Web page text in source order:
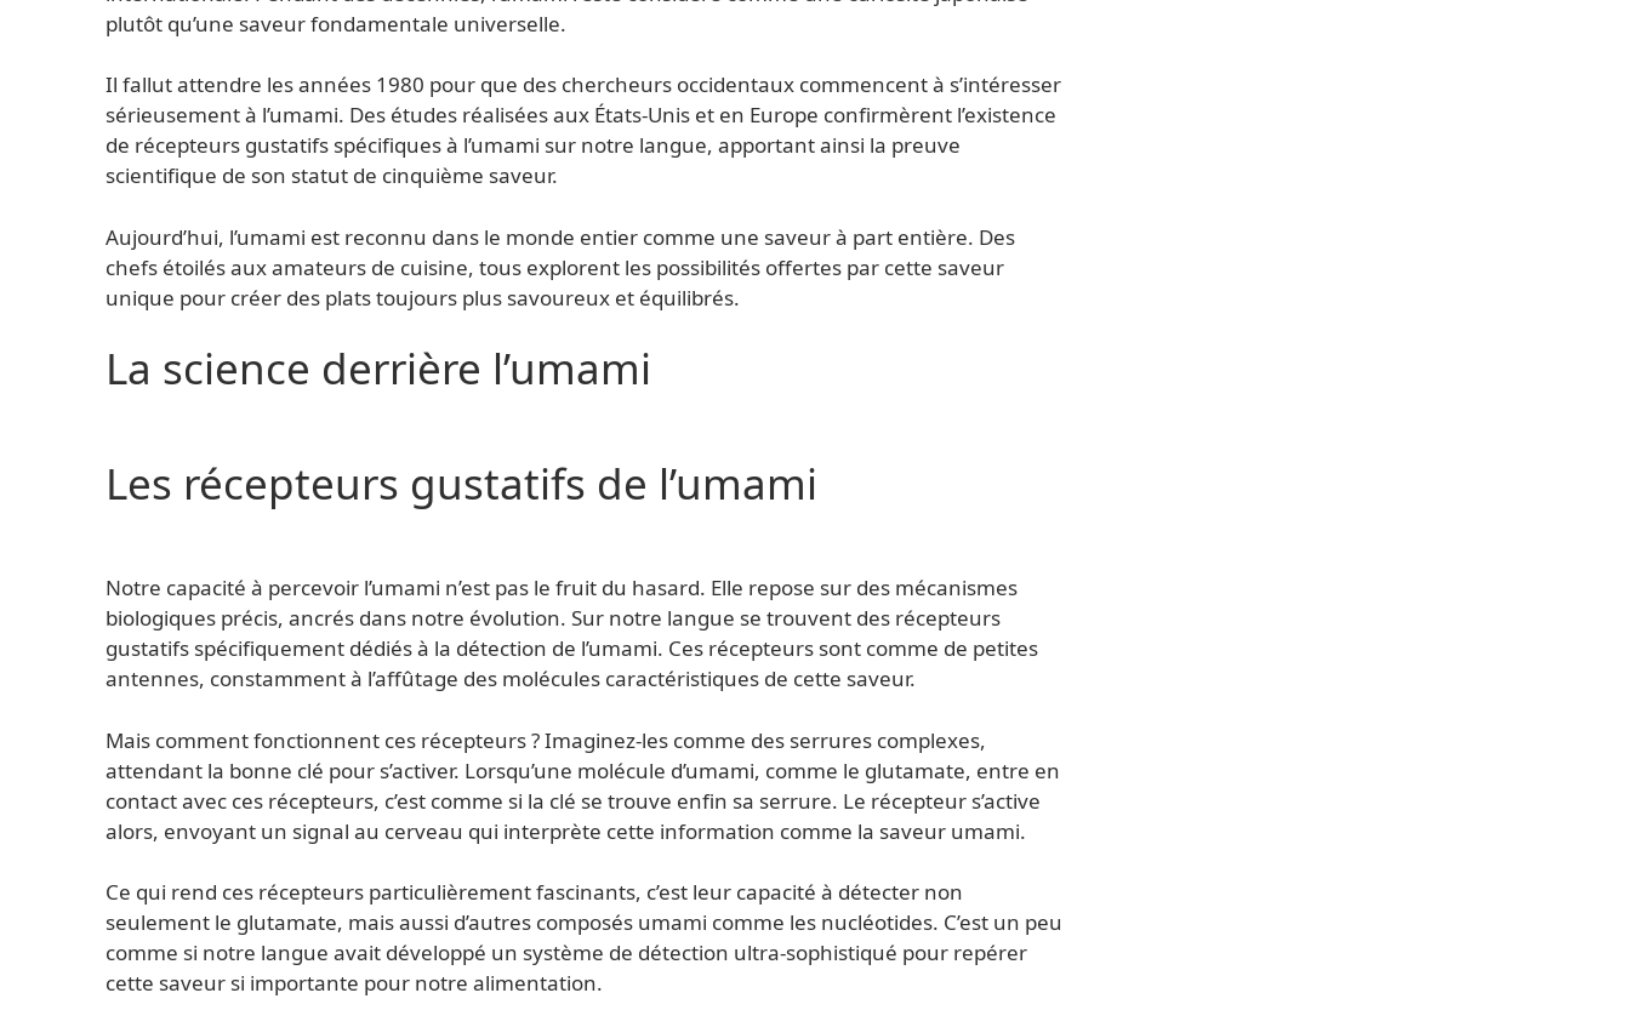
plutôt qu’une saveur fondamentale universelle.
Il fallut attendre les années 1980 pour que des chercheurs occidentaux commencent à s’intéresser
sérieusement à l’umami. Des études réalisées aux États-Unis et en Europe confirmèrent l’existence
de récepteurs gustatifs spécifiques à l’umami sur notre langue, apportant ainsi la preuve
scientifique de son statut de cinquième saveur.
Aujourd’hui, l’umami est reconnu dans le monde entier comme une saveur à part entière. Des
chefs étoilés aux amateurs de cuisine, tous explorent les possibilités offertes par cette saveur
unique pour créer des plats toujours plus savoureux et équilibrés.
La science derrière l’umami
Les récepteurs gustatifs de l’umami
Notre capacité à percevoir l’umami n’est pas le fruit du hasard. Elle repose sur des mécanismes
biologiques précis, ancrés dans notre évolution. Sur notre langue se trouvent des récepteurs
gustatifs spécifiquement dédiés à la détection de l’umami. Ces récepteurs sont comme de petites
antennes, constamment à l’affûtage des molécules caractéristiques de cette saveur.
Mais comment fonctionnent ces récepteurs ? Imaginez-les comme des serrures complexes,
attendant la bonne clé pour s’activer. Lorsqu’une molécule d’umami, comme le glutamate, entre en
contact avec ces récepteurs, c’est comme si la clé se trouve enfin sa serrure. Le récepteur s’active
alors, envoyant un signal au cerveau qui interprète cette information comme la saveur umami.
Ce qui rend ces récepteurs particulièrement fascinants, c’est leur capacité à détecter non
seulement le glutamate, mais aussi d’autres composés umami comme les nucléotides. C’est un peu
comme si notre langue avait développé un système de détection ultra-sophistiqué pour repérer
cette saveur si importante pour notre alimentation.